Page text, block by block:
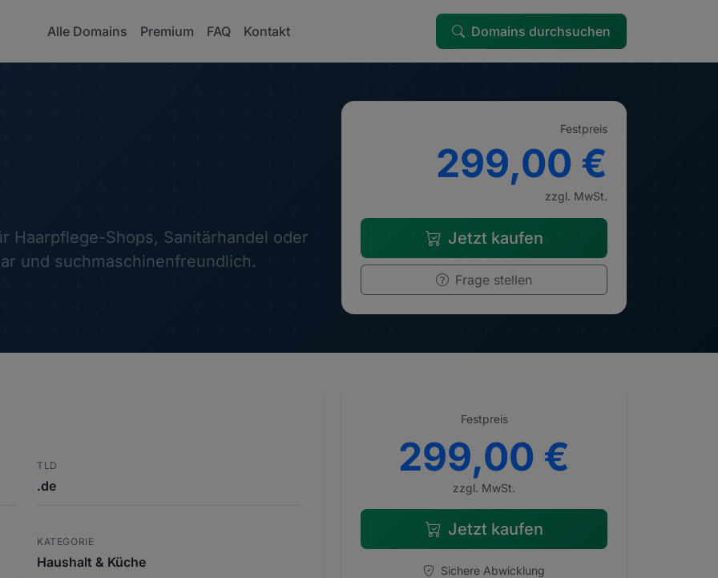
Alle Domains Premium FAQ Kontakt Domains durchsuchen
Haarpflege-Shops, Sanitärhandel oder
und suchmaschinenfreundlich.
Festpreis
299,00 €
zzgl. MwSt.
Jetzt kaufen
Frage stellen
TLD
.de
KATEGORIE
Haushalt & Küche
Festpreis
299,00 €
zzgl. MwSt.
Jetzt kaufen
Sichere Abwicklung